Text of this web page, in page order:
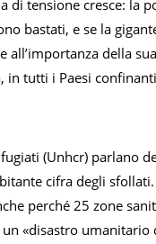
di tensione cresce: la
bastati, e se la
della
in tutti i Paesi
(Unhcr) parlano
cifra degli
perché 25 zone
«disastro